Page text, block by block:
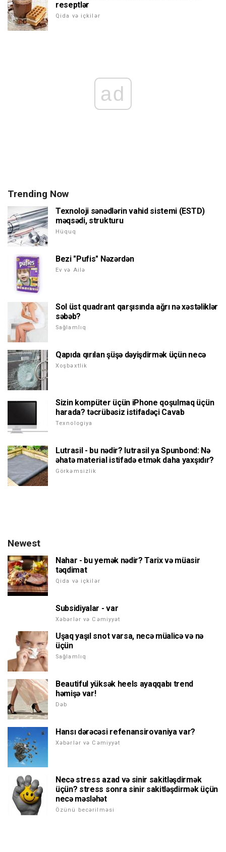
reseptlər
Qida və içkilər
ad
Trending Now
Texnoloji sənədlərin vahid sistemi (ESTD)
məqsədi, strukturu
Hüquq
Bezi "Pufis" Nəzərdən
Ev və Ailə
Sol üst quadrant qarşısında ağrı nə xəstəliklər
səbəb?
Sağlamlıq
Qapıda qırılan şüşə dəyişdirmək üçün necə
Xoşbəxtlik
Sizin kompüter üçün iPhone qoşulmaq üçün
harada? təcrübəsiz istifadəçi Cavab
Texnologiya
Lutrasil - bu nədir? lutrasil ya Spunbond: Nə
əhatə material istifadə etmək daha yaxşıdır?
Görkəmsizlik
Newest
Nahar - bu yemək nədir? Tarix və müasir
təqdimat
Qida və içkilər
Subsidiyalar - var
Xəbərlər və Cəmiyyət
Uşaq yaşıl snot varsa, necə müalicə və nə
üçün
Sağlamlıq
Beautiful yüksək heels ayaqqabı trend
həmişə var!
Dəb
Hansı dərəcəsi refenansirovaniya var?
Xəbərlər və Cəmiyyət
Necə stress azad və sinir sakitləşdirmək
üçün? stress sonra sinir sakitləşdirmək üçün
necə məsləhət
Özünü becərilməsi